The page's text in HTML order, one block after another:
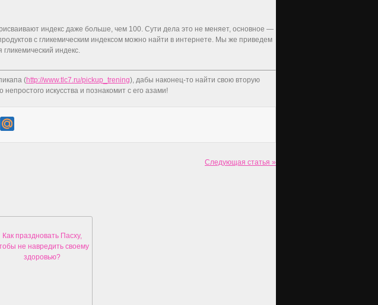
индекс даже больше, чем 100. Сути дела это не меняет, основное —
с гликемическим индексом можно найти в интернете. Мы же приведем
индекс.
(http://www.tlc7.ru/pickup_trening), дабы наконец-то найти свою вторую
искусства и познакомит с его азами!
Следующая статья »
Как праздновать Пасху,
не навредить своему
здоровью?